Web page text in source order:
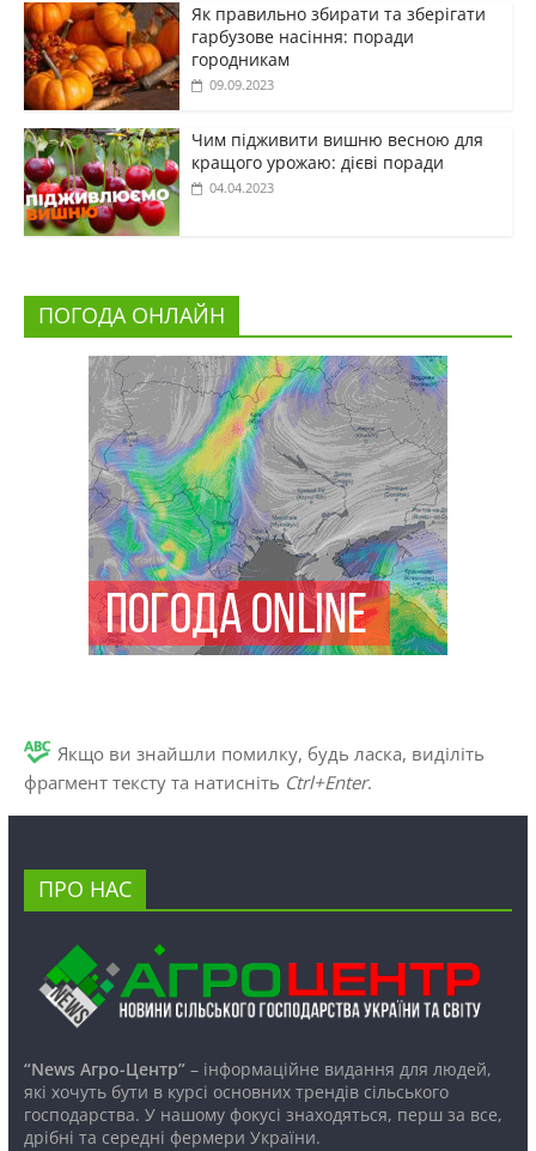
Як правильно збирати та зберігати
гарбузове насіння: поради
городникам
09.09.2023
Чим підживити вишню весною для
кращого урожаю: дієві поради
04.04.2023
ПОГОДА ОНЛАЙН
Якщо ви знайшли помилку, будь ласка, виділіть
фрагмент тексту та натисніть Ctrl+Enter.
ПРО НАС
“News Агро-Центр”– інформаційне видання для людей,
які хочуть бути в курсі основних трендів сільського
господарства. У нашому фокусі знаходяться, перш за все,
дрібні та середні фермери України.